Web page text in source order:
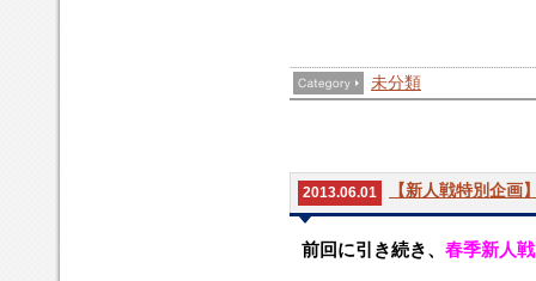
未分類
2013.06.01 【新人戦特別企
前回に引き続き、 春季新人戦